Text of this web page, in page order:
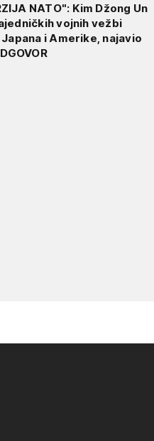
NATO": Kim Džong Un
vojnih vežbi
i Amerike, najavio